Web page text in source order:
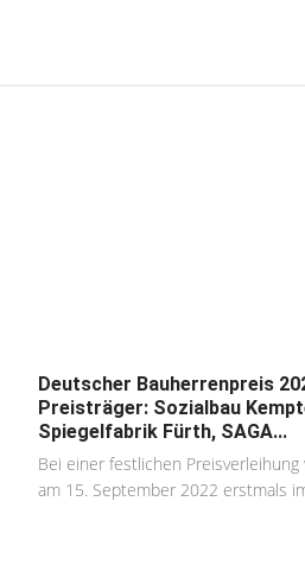
Deutscher Bauherrenpreis
Preisträger: Sozialbau
Spiegelfabrik Fürth, SAGA...
Bei einer festlichen Preisverleihung
am 15. September 2022 erstmals